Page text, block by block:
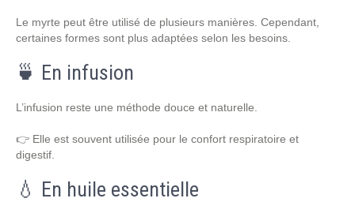
Le myrte peut être utilisé de plusieurs manières. Cependant,
certaines formes sont plus adaptées selon les besoins.
🍵 En infusion
L’infusion reste une méthode douce et naturelle.
👉 Elle est souvent utilisée pour le confort respiratoire et
digestif.
💧 En huile essentielle